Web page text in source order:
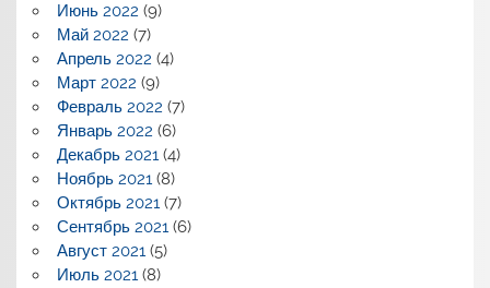
Июнь 2022 (9)
Май 2022 (7)
Апрель 2022 (4)
Март 2022 (9)
Февраль 2022 (7)
Январь 2022 (6)
Декабрь 2021(4)
Ноябрь 2021(8)
Октябрь 2021(7)
Сентябрь 2021(6)
Август 2021(5)
Июль 2021(8)